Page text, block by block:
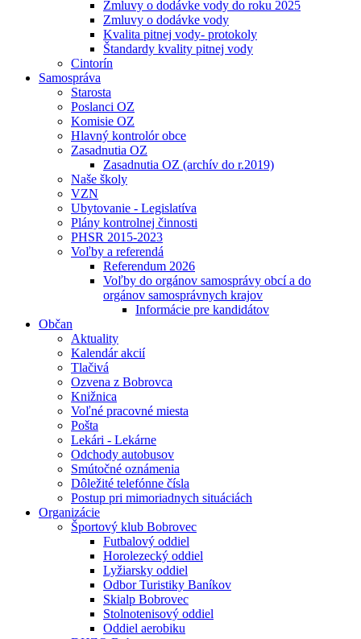
Zmluvy o dodávke vody do roku 2025
Zmluvy o dodávke vody
Kvalita pitnej vody- protokoly
Štandardy kvality pitnej vody
Cintorín
Samospráva
Starosta
Poslanci OZ
Komisie OZ
Hlavný kontrolór obce
Zasadnutia OZ
Zasadnutia OZ (archív do r.2019)
Naše školy
VZN
Ubytovanie - Legislatíva
Plány kontrolnej činnosti
PHSR 2015-2023
Voľby a referendá
Referendum 2026
Voľby do orgánov samosprávy obcí a do
orgánov samosprávnych krajov
Informácie pre kandidátov
Občan
Aktuality
Kalendár akcií
Tlačivá
Ozvena z Bobrovca
Knižnica
Voľné pracovné miesta
Pošta
Lekári - Lekárne
Odchody autobusov
Smútočné oznámenia
Dôležité telefónne čísla
Postup pri mimoriadnych situáciách
Organizácie
Športový klub Bobrovec
Futbalový oddiel
Horolezecký oddiel
Lyžiarsky oddiel
Odbor Turistiky Baníkov
Skialp Bobrovec
Stolnotenisový oddiel
Oddiel aerobiku